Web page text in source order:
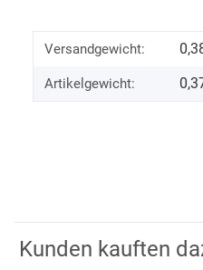
Versandgewicht:
Artikelgewicht:
Kunden kauften